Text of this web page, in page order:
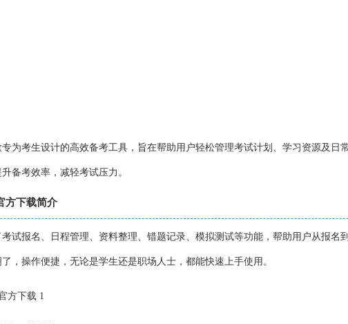
为考生设计的高效备考工具，旨在帮助用户轻松管理考试计划、学习资源及日
备考效率，减轻考试压力。
方下载简介
试报名、日程管理、资料整理、错题记录、模拟测试等功能，帮助用户从报名
，操作便捷，无论是学生还是职场人士，都能快速上手使用。